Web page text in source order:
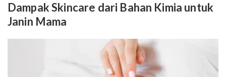
Dampak Skincare dari Bahan Kimia untuk
Janin Mama